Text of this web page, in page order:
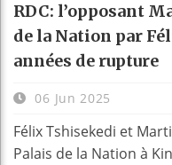
RDC: l’opposant
de la Nation par
années de rupture
06 Jun 2025
Félix Tshisekedi et
Palais de la Nation à